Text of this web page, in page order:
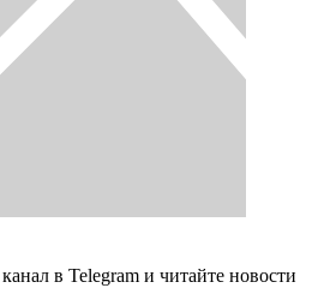
в Telegram и читайте новости